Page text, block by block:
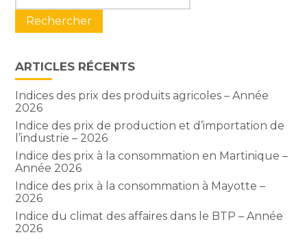
sidebar
ARTICLES RÉCENTS
Indices des prix des produits agricoles – Année
2026
Indice des prix de production et d’importation de
l’industrie – 2026
Indice des prix à la consommation en Martinique –
Année 2026
Indice des prix à la consommation à Mayotte –
2026
Indice du climat des affaires dans le BTP – Année
2026